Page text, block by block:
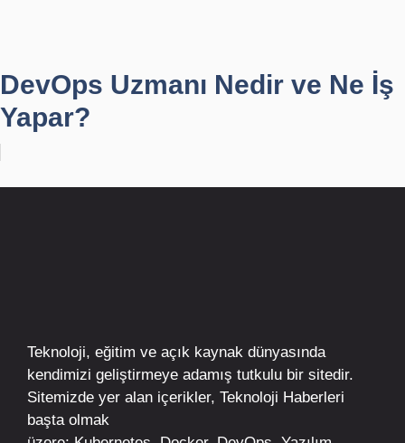
DevOps Uzmanı Nedir ve Ne İş
Yapar?
Teknoloji, eğitim ve açık kaynak dünyasında
kendimizi geliştirmeye adamış tutkulu bir sitedir.
Sitemizde yer alan içerikler, Teknoloji Haberleri
başta olmak